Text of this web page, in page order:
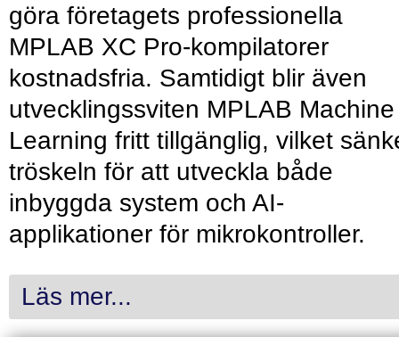
göra företagets professionella
MPLAB XC Pro-kompilatorer
kostnadsfria. Samtidigt blir även
utvecklingssviten MPLAB Machine
Learning fritt tillgänglig, vilket
tröskeln för att utveckla både
inbyggda system och AI-
applikationer för mikrokontroller.
Läs mer...